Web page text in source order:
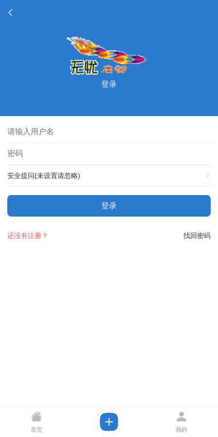
登录
安全提问(未设置请忽略)
登录
找回密码
还没有注册？
首页 我的